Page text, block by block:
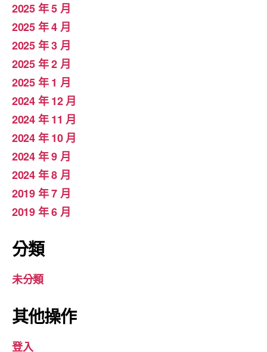
2025 年 5 月
2025 年 4 月
2025 年 3 月
2025 年 2 月
2025 年 1 月
2024 年 12 月
2024 年 11 月
2024 年 10 月
2024 年 9 月
2024 年 8 月
2019 年 7 月
2019 年 6 月
分類
未分類
其他操作
登入